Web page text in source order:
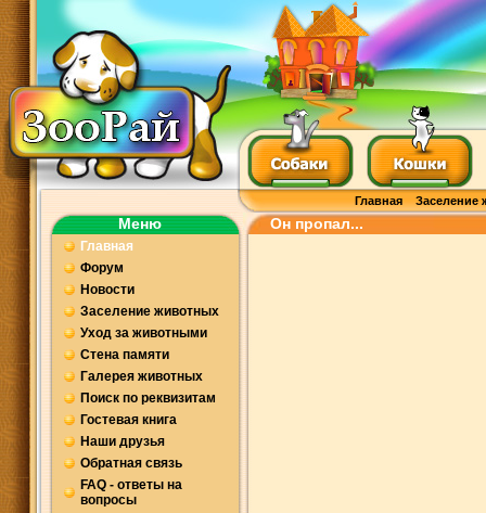
Главная Заселение
Меню
Главная
Форум
Новости
Заселение животных
Уход за животными
Стена памяти
Галерея животных
Поиск по реквизитам
Гостевая книга
Наши друзья
Обратная связь
FAQ - ответы на
вопросы
Он пропал...